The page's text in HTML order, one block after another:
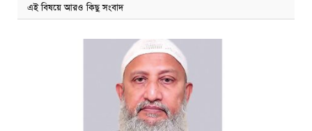
এই বিষয়ে আরও কিছু সংবাদ